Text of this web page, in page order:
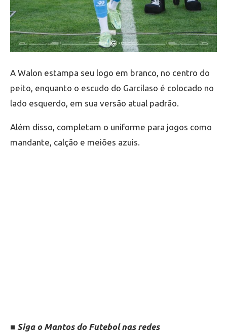
A Walon estampa seu logo em branco, no centro do
peito, enquanto o escudo do Garcilaso é colocado no
lado esquerdo, em sua versão atual padrão.
Além disso, completam o uniforme para jogos como
mandante, calção e meiões azuis.
■ Siga o Mantos do Futebol nas redes